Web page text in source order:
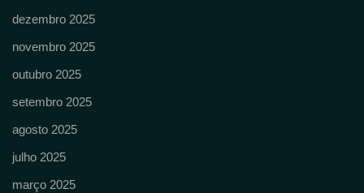
dezembro 2025
novembro 2025
outubro 2025
setembro 2025
agosto 2025
julho 2025
março 2025